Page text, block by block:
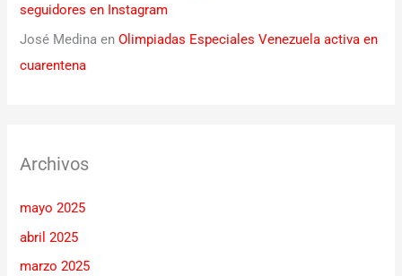
seguidores en Instagram
José Medina enOlimpiadas Especiales Venezuela activa en
cuarentena
Archivos
mayo 2025
abril 2025
marzo 2025